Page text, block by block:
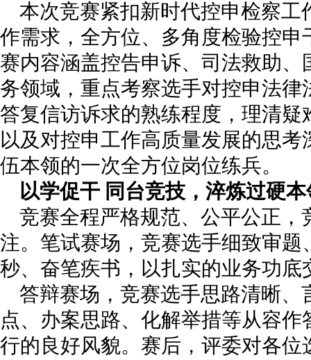
本次竞赛紧扣新时代控申检察
作需求，全方位、多角度检验控
赛内容涵盖控告申诉、司法救助
务领域，重点考察选手对控申法
答复信访诉求的熟练程度，理清
以及对控申工作高质量发展的思
伍本领的一次全方位岗位练兵。
以学促干 同台竞技，淬炼过硬本
竞赛全程严格规范、公平公正，
注。笔试赛场，竞赛选手细致审
秒、奋笔疾书，以扎实的业务功底
答辩赛场，竞赛选手思路清晰
点、办案思路、化解举措等从容
行的良好风貌。赛后，评委对各